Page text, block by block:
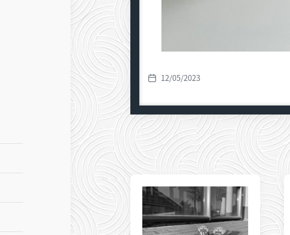
发
布
日
期
12/05/2023